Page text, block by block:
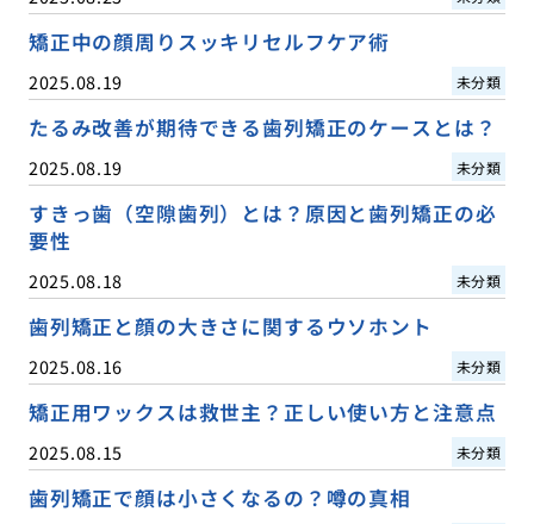
矯正中の顔周りスッキリセルフケア術
2025.08.19 未分類
たるみ改善が期待できる歯列矯正のケースとは？
2025.08.19 未分類
すきっ歯（空隙歯列）とは？原因と歯列矯正の必
要性
2025.08.18 未分類
歯列矯正と顔の大きさに関するウソホント
2025.08.16 未分類
矯正用ワックスは救世主？正しい使い方と注意点
2025.08.15 未分類
歯列矯正で顔は小さくなるの？噂の真相